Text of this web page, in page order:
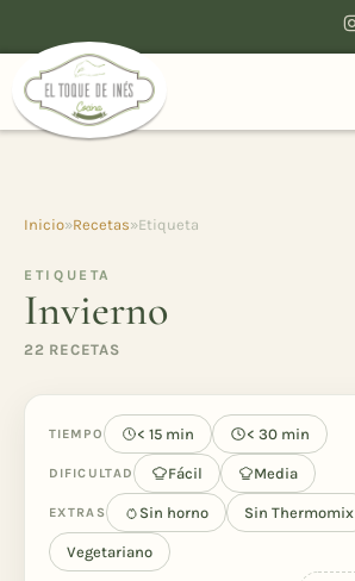
Inicio»Recetas»Etiqueta
ETIQUETA
Invierno
22 RECETAS
TIEMPO < 15 min < 30 min
DIFICULTAD Fácil Media
EXTRAS Sin horno Sin Thermomix
Vegetariano